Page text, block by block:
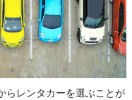
らレンタカーを選ぶことが